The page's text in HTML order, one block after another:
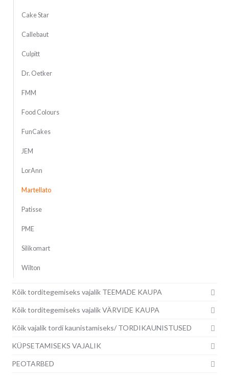
Cake Star
Callebaut
Culpitt
Dr. Oetker
FMM
Food Colours
FunCakes
JEM
LorAnn
Martellato
Patisse
PME
Silikomart
Wilton
Kõik torditegemiseks vajalik TEEMADE KAUPA
Kõik torditegemiseks vajalik VÄRVIDE KAUPA
Kõik vajalik tordi kaunistamiseks/ TORDIKAUNISTUSED
KÜPSETAMISEKS VAJALIK
PEOTARBED